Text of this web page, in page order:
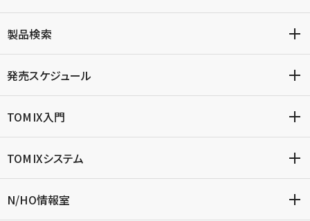
製品検索
発売スケジュール
TOMIX入門
TOMIXシステム
N/HO情報室